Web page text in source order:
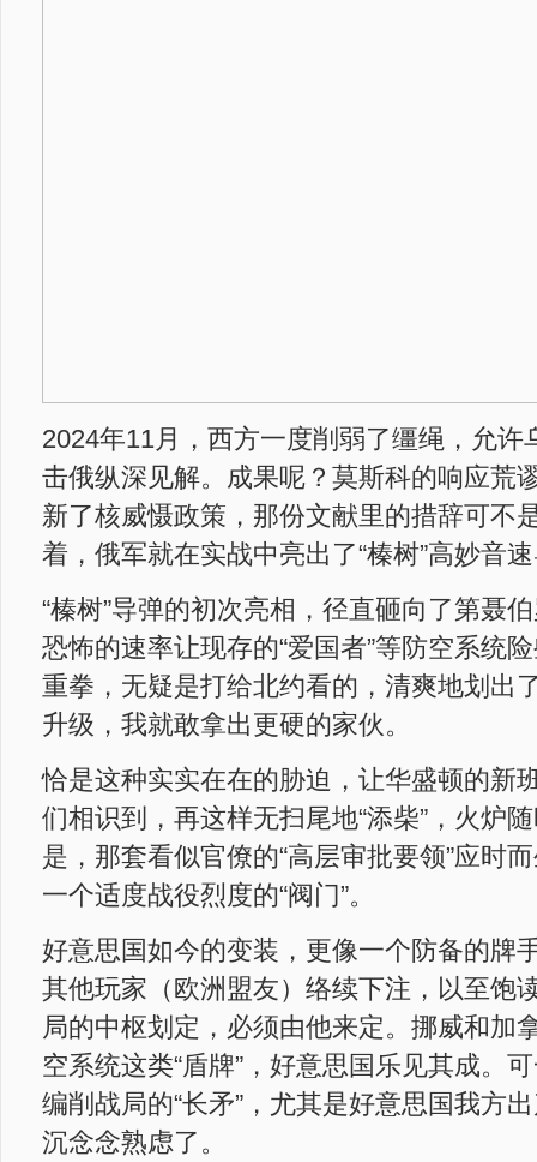
2024年11月，西方一度削弱了缰绳，允许
击俄纵深见解。成果呢？莫斯科的响应荒
新了核威慑政策，那份文献里的措辞可不
着，俄军就在实战中亮出了“榛树”高妙音
“榛树”导弹的初次亮相，径直砸向了第聂
恐怖的速率让现存的“爱国者”等防空系统
重拳，无疑是打给北约看的，清爽地划出
升级，我就敢拿出更硬的家伙。
恰是这种实实在在的胁迫，让华盛顿的新
们相识到，再这样无扫尾地“添柴”，火炉
是，那套看似官僚的“高层审批要领”应时
一个适度战役烈度的“阀门”。
好意思国如今的变装，更像一个防备的牌
其他玩家（欧洲盟友）络续下注，以至饱
局的中枢划定，必须由他来定。挪威和加
空系统这类“盾牌”，好意思国乐见其成。
编削战局的“长矛”，尤其是好意思国我方
沉念念熟虑了。